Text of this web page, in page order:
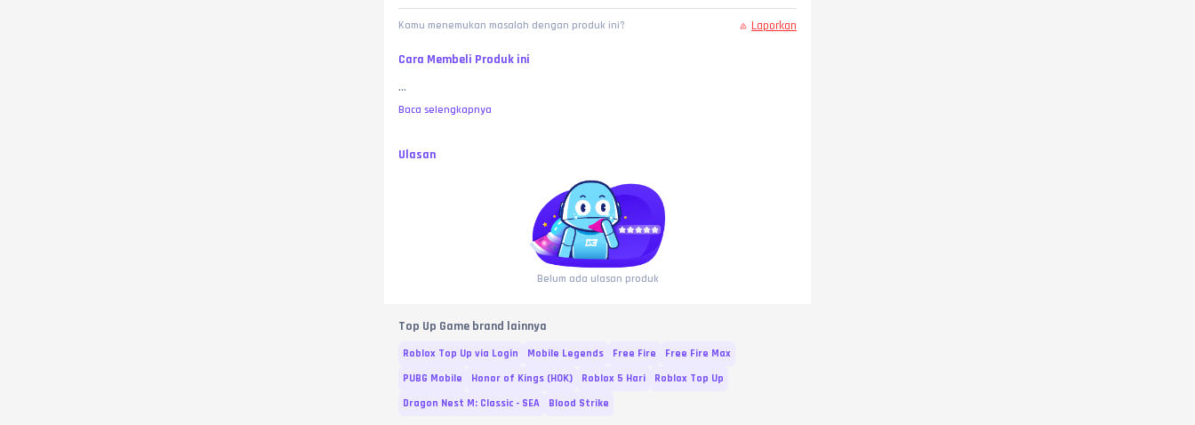
Kamu menemukan masalah dengan produk ini? Laporkan
Cara Membeli Produk ini
...
Baca selengkapnya
Ulasan
Belum ada ulasan produk
Top Up Game brand lainnya
Roblox Top Up via Login Mobile Legends Free Fire
Free Fire Max
PUBG Mobile
Honor of Kings (HOK) Roblox 5 Hari
Roblox Top Up
Dragon Nest M: Classic - SEA
Blood Strike